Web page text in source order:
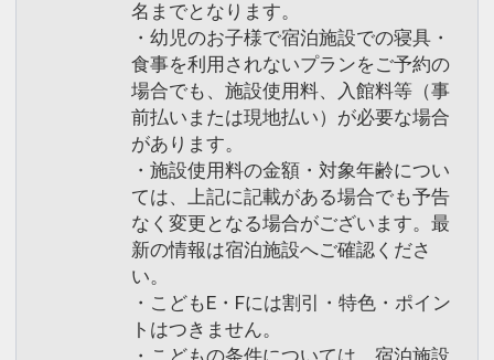
名までとなります。
・幼児のお子様で宿泊施設での寝具・
食事を利用されないプランをご予約の
場合でも、施設使用料、入館料等（事
前払いまたは現地払い）が必要な場合
があります。
・施設使用料の金額・対象年齢につい
ては、上記に記載がある場合でも予告
なく変更となる場合がございます。最
新の情報は宿泊施設へご確認くださ
い。
・こどもE・Fには割引・特色・ポイン
トはつきません。